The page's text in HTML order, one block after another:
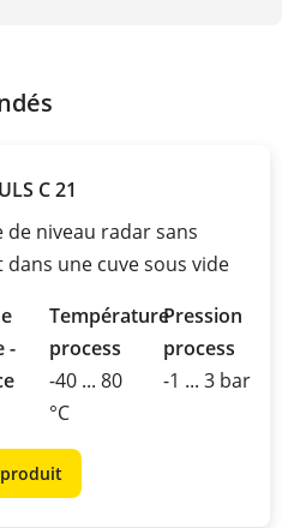
C 21
de niveau radar sans
dans une cuve sous vide
-
Température
process
-40 ... 80
°C
Pression
process
-1 ... 3 bar